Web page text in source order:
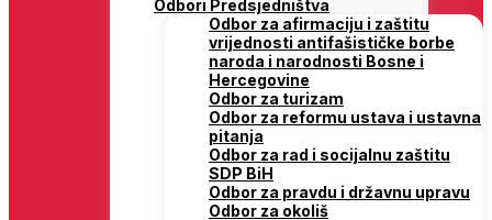
Odbori Predsjedništva
Odbor za afirmaciju i zaštitu
vrijednosti antifašističke borbe
naroda i narodnosti Bosne i
Hercegovine
Odbor za turizam
Odbor za reformu ustava i ustavna
pitanja
Odbor za rad i socijalnu zaštitu
SDP BiH
Odbor za pravdu i državnu upravu
Odbor za okoliš